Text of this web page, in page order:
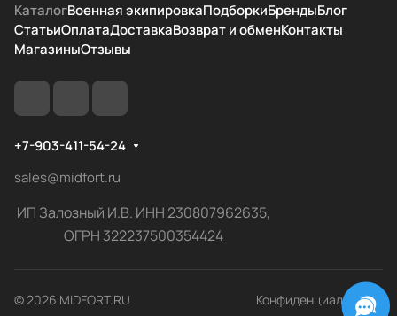
КаталогВоенная экипировкаПодборкиБрендыБлог
СтатьиОплатаДоставкаВозврат и обменКонтакты
МагазиныОтзывы
+7-903-411-54-24
sales@midfort.ru
ИП Залозный И.В. ИНН 230807962635,
ОГРН 322237500354424
© 2026 MIDFORT.RU Конфиденциальность